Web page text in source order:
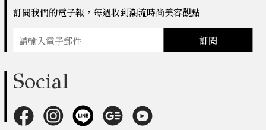
訂閱我們的電子報，每週收到潮流時尚美容觀點
訂閱
Social